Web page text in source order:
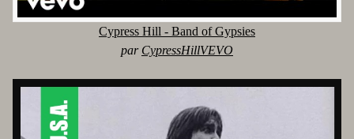
Cypress Hill - Band of Gypsies
par CypressHillVEVO